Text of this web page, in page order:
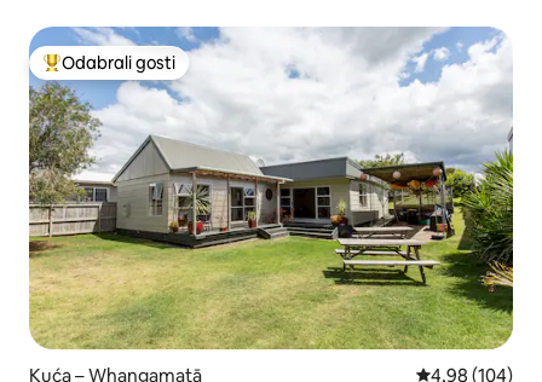
Među najviše rangiranima s oznakom „Odabrali gosti”
Odabrali gosti
Kuća – Whangamatā Prosječna
4,98 (104)